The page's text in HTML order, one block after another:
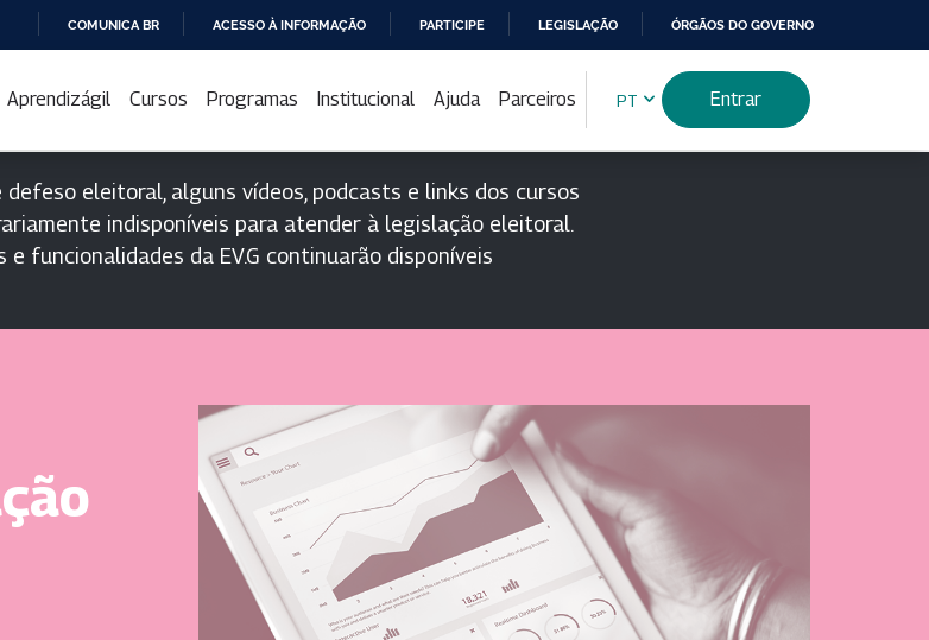
PARA
CONTEÚDO
COMUNICA BR ACESSO À INFORMAÇÃO PARTICIPE LEGISLAÇÃO ÓRGÃOS DO GOVERNO
Aprendizágil Cursos Programas Institucional Ajuda Parceiros PT Entrar
defeso eleitoral, alguns vídeos, podcasts e links dos cursos
indisponíveis para atender à legislação eleitoral.
e funcionalidades da EV.G continuarão disponíveis